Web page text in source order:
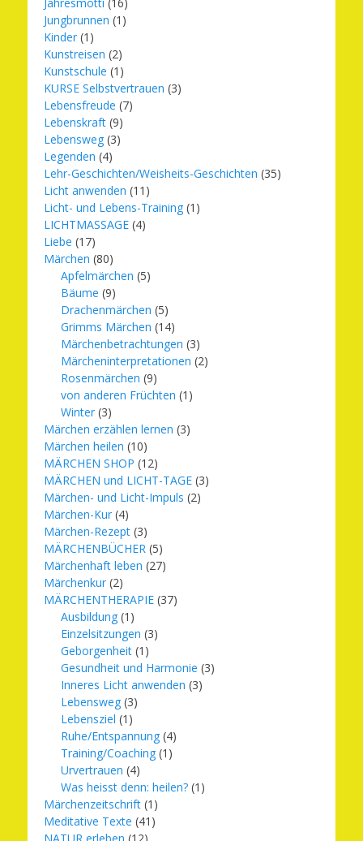
Jahresmotti (16)
Jungbrunnen (1)
Kinder (1)
Kunstreisen (2)
Kunstschule (1)
KURSE Selbstvertrauen (3)
Lebensfreude (7)
Lebenskraft (9)
Lebensweg (3)
Legenden (4)
Lehr-Geschichten/Weisheits-Geschichten (35)
Licht anwenden (11)
Licht- und Lebens-Training (1)
LICHTMASSAGE (4)
Liebe (17)
Märchen (80)
Apfelmärchen (5)
Bäume (9)
Drachenmärchen (5)
Grimms Märchen (14)
Märchenbetrachtungen (3)
Märcheninterpretationen (2)
Rosenmärchen (9)
von anderen Früchten (1)
Winter (3)
Märchen erzählen lernen (3)
Märchen heilen (10)
MÄRCHEN SHOP (12)
MÄRCHEN und LICHT-TAGE (3)
Märchen- und Licht-Impuls (2)
Märchen-Kur (4)
Märchen-Rezept (3)
MÄRCHENBÜCHER (5)
Märchenhaft leben (27)
Märchenkur (2)
MÄRCHENTHERAPIE (37)
Ausbildung (1)
Einzelsitzungen (3)
Geborgenheit (1)
Gesundheit und Harmonie (3)
Inneres Licht anwenden (3)
Lebensweg (3)
Lebensziel (1)
Ruhe/Entspannung (4)
Training/Coaching (1)
Urvertrauen (4)
Was heisst denn: heilen? (1)
Märchenzeitschrift (1)
Meditative Texte (41)